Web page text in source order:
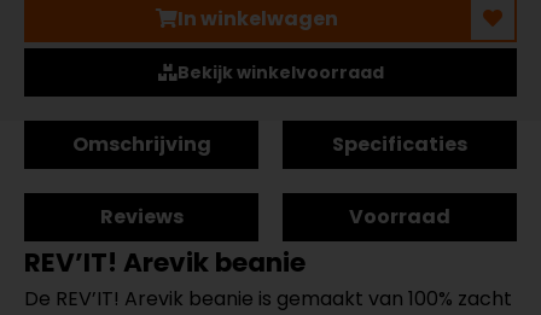
In winkelwagen
Bekijk winkelvoorraad
Omschrijving Specificaties
Reviews Voorraad
REV’IT! Arevik beanie
De REV’IT! Arevik beanie is gemaakt van 100% zacht